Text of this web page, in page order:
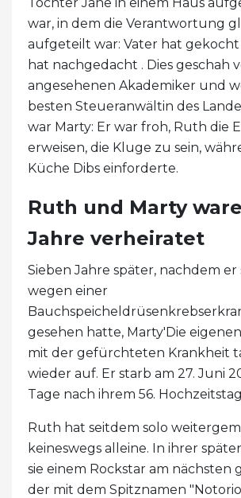
war, in dem die Verantwortung
aufgeteilt war: Vater hat
hat nachgedacht . Dies geschah
angesehenen Akademiker und
besten Steueranwältin des
war Marty: Er war froh, Ruth die
erweisen, die Kluge zu sein,
Küche Dibs einforderte.
Ruth und Marty
Jahre verheiratet
Sieben Jahre später, nachdem er
wegen einer
gesehen hatte, Marty'Die
mit der gefürchteten Krankheit
wieder auf. Er starb am 27. Juni
Tage nach ihrem 56.
Ruth hat seitdem solo
keineswegs alleine. In ihrer
sie einem Rockstar am nächsten
der mit dem Spitznamen